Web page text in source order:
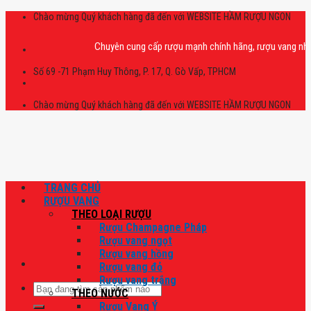
Skip
Chào mừng Quý khách hàng đã đến với WEBSITE HẦM RƯỢU NGON
Chuyên cung cấp rượu mạnh chính hãng, rượu vang nhập
Số 69 -71 Phạm Huy Thông, P. 17, Q. Gò Vấp, TPHCM
Chào mừng Quý khách hàng đã đến với WEBSITE HẦM RƯỢU NGON
Tìm
kiếm:
TRANG CHỦ
RƯỢU VANG
THEO LOẠI RƯỢU
Rượu Champagne Pháp
Rượu vang ngọt
Rượu vang hồng
Rượu vang đỏ
Rượu vang trắng
THEO NƯỚC
Rượu Vang Ý